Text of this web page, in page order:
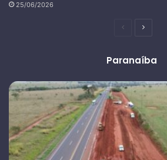
25/06/2026
PáginaPróxima
Paranaíba